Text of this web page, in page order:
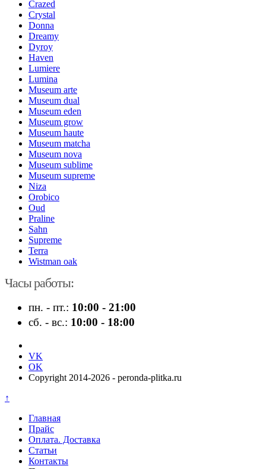
Crazed
Crystal
Donna
Dreamy
Dyroy
Haven
Lumiere
Lumina
Museum arte
Museum dual
Museum eden
Museum grow
Museum haute
Museum matcha
Museum nova
Museum sublime
Museum supreme
Niza
Orobico
Oud
Praline
Sahn
Supreme
Terra
Wistman oak
Часы работы:
пн. - пт.: 10:00 - 21:00
сб. - вс.: 10:00 - 18:00
VK
OK
Copyright 2014-2026 - peronda-plitka.ru
↑
Главная
Прайс
Оплата. Доставка
Статьи
Контакты